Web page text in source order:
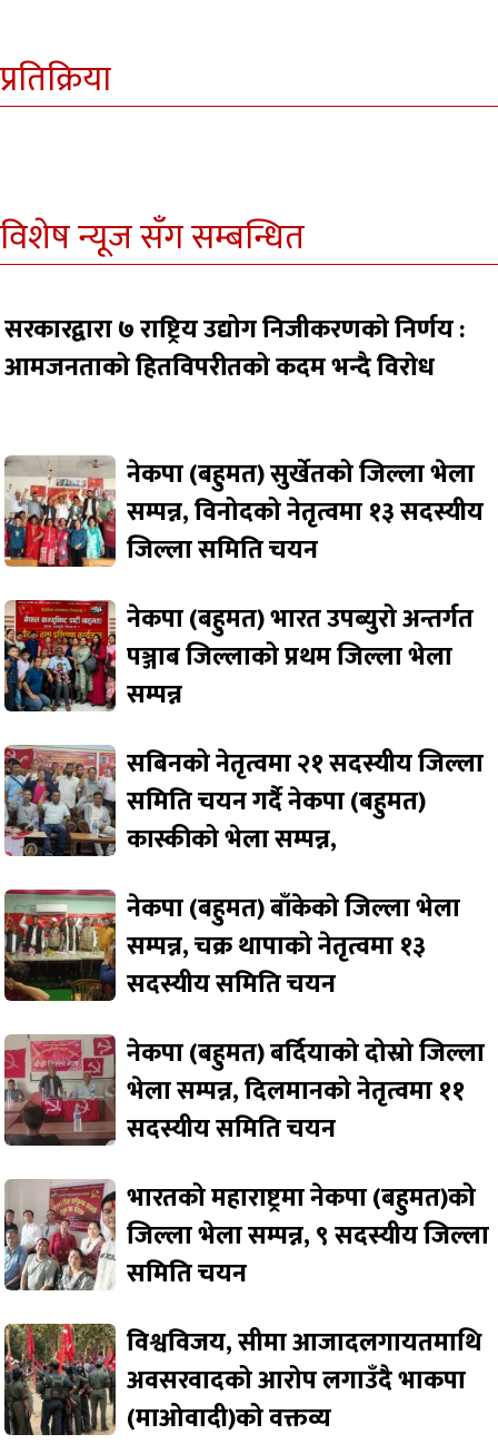
प्रतिक्रिया
विशेष न्यूज सँग सम्बन्धित
सरकारद्वारा ७ राष्ट्रिय उद्योग निजीकरणको निर्णय :
आमजनताको हितविपरीतको कदम भन्दै विरोध
नेकपा (बहुमत) सुर्खेतको जिल्ला भेला
सम्पन्न, विनोदको नेतृत्वमा १३ सदस्यीय
जिल्ला समिति चयन
नेकपा (बहुमत) भारत उपब्युरो अन्तर्गत
पञ्जाब जिल्लाको प्रथम जिल्ला भेला
सम्पन्न
सबिनको नेतृत्वमा २१ सदस्यीय जिल्ला
समिति चयन गर्दै नेकपा (बहुमत)
कास्कीको भेला सम्पन्न,
नेकपा (बहुमत) बाँकेको जिल्ला भेला
सम्पन्न, चक्र थापाको नेतृत्वमा १३
सदस्यीय समिति चयन
नेकपा (बहुमत) बर्दियाको दोस्रो जिल्ला
भेला सम्पन्न, दिलमानको नेतृत्वमा ११
सदस्यीय समिति चयन
भारतको महाराष्ट्रमा नेकपा (बहुमत)को
जिल्ला भेला सम्पन्न, ९ सदस्यीय जिल्ला
समिति चयन
विश्वविजय, सीमा आजादलगायतमाथि
अवसरवादको आरोप लगाउँदै भाकपा
(माओवादी)को वक्तव्य